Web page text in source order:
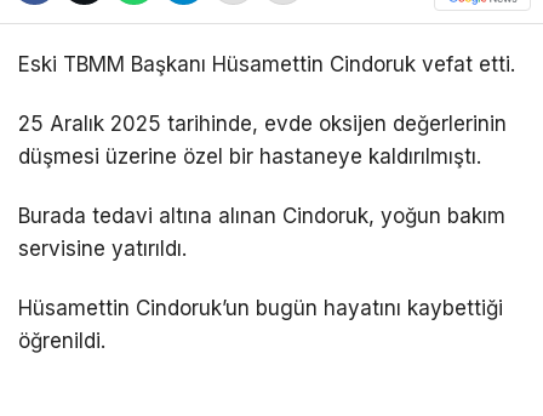
Eski TBMM Başkanı Hüsamettin Cindoruk vefat etti.
25 Aralık 2025 tarihinde, evde oksijen değerlerinin
düşmesi üzerine özel bir hastaneye kaldırılmıştı.
Burada tedavi altına alınan Cindoruk, yoğun bakım
servisine yatırıldı.
Hüsamettin Cindoruk’un bugün hayatını kaybettiği
öğrenildi.